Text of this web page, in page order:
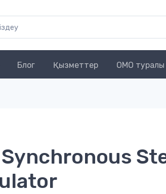
Блог Қызметтер OMO туралы